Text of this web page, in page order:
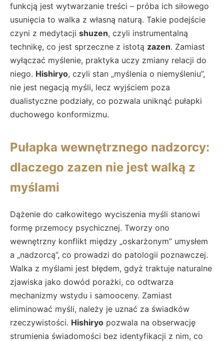
funkcją jest wytwarzanie treści – próba ich siłowego
usunięcia to walka z własną naturą. Takie podejście
czyni z medytacji shuzen, czyli instrumentalną
technikę, co jest sprzeczne z istotą zazen. Zamiast
wyłączać myślenie, praktyka uczy zmiany relacji do
niego. Hishiryo, czyli stan „myślenia o niemyśleniu”,
nie jest negacją myśli, lecz wyjściem poza
dualistyczne podziały, co pozwala uniknąć pułapki
duchowego konformizmu.
Pułapka wewnętrznego nadzorcy:
dlaczego zazen nie jest walką z
myślami
Dążenie do całkowitego wyciszenia myśli stanowi
formę przemocy psychicznej. Tworzy ono
wewnętrzny konflikt między „oskarżonym” umysłem
a „nadzorcą”, co prowadzi do patologii poznawczej.
Walka z myślami jest błędem, gdyż traktuje naturalne
zjawiska jako dowód porażki, co odtwarza
mechanizmy wstydu i samooceny. Zamiast
eliminować myśli, należy je uznać za świadków
rzeczywistości. Hishiryo pozwala na obserwację
strumienia świadomości bez identyfikacji z nim, co